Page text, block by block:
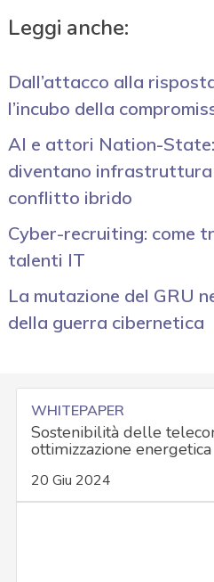
Leggi anche:
Dall’attacco alla
l’incubo della
AI e attori Nation-
diventano
conflitto ibrido
Cyber-recruiting: come
talenti IT
La mutazione del GRU
della guerra cibernetica
WHITEPAPER
Sostenibilità delle
ottimizzazione energetica
20 Giu 2024